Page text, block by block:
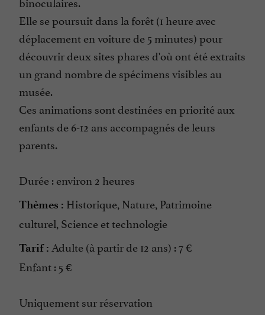
Elle se poursuit dans la forêt (1 heure avec
déplacement en voiture de 5 minutes) pour
découvrir deux sites phares d'où ont été extraits
un grand nombre de spécimens visibles au
musée.
Ces animations sont destinées en priorité aux
enfants de 6-12 ans accompagnés de leurs
parents.
Durée : environ 2 heures
Thèmes : Historique, Nature, Patrimoine
culturel, Science et technologie
Tarif : Adulte (à partir de 12 ans) : 7 €
Enfant : 5 €
Uniquement sur réservation